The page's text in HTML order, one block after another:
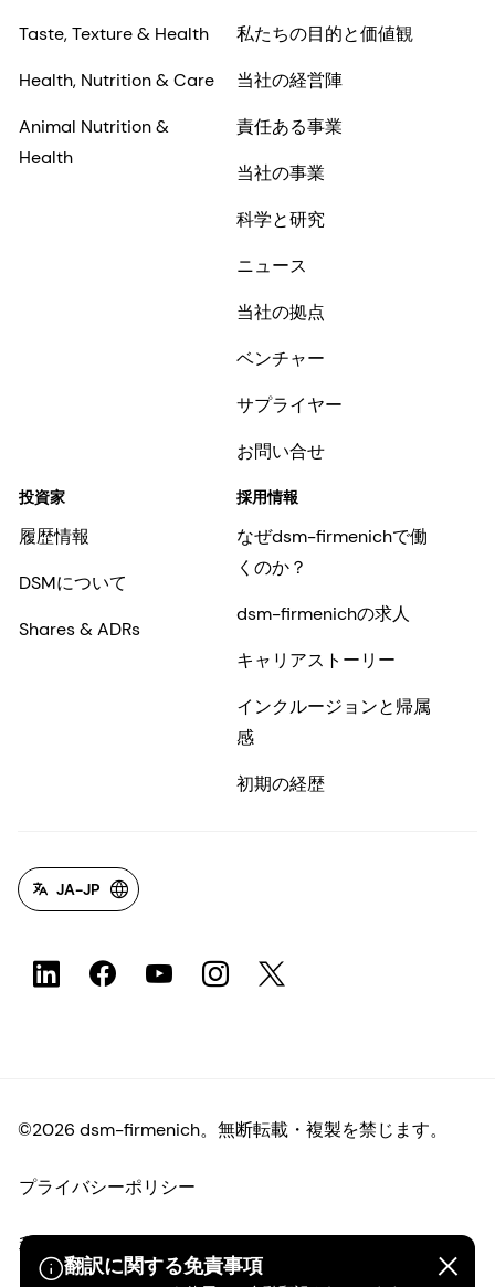
翻訳に関する免責事項
Taste, Texture & Health
Health, Nutrition & Care
Animal Nutrition &
Health
私たちの目的と価値観
当社の経営陣
責任ある事業
当社の事業
科学と研究
ニュース
当社の拠点
ベンチャー
サプライヤー
お問い合せ
投資家
履歴情報
DSMについて
Shares & ADRs
採用情報
なぜdsm-firmenichで働
くのか？
dsm-firmenichの求人
キャリアストーリー
インクルージョンと帰属
感
初期の経歴
JA-JP
©2026 dsm-firmenich。無断転載・複製を禁じます。
プライバシーポリシー
利用規約